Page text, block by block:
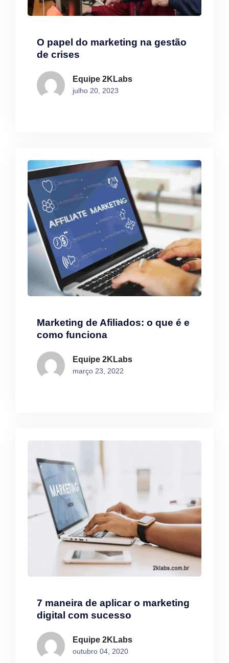
O papel do marketing na gestão
de crises
Equipe 2KLabs
julho 20, 2023
Marketing de Afiliados: o que é e
como funciona
Equipe 2KLabs
março 23, 2022
7 maneira de aplicar o marketing
digital com sucesso
Equipe 2KLabs
outubro 04, 2020